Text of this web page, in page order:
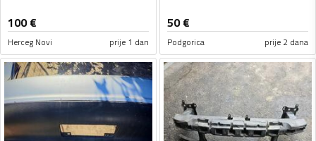
100€
Herceg Novi prije 1 dan
50€
Podgorica prije 2 dana